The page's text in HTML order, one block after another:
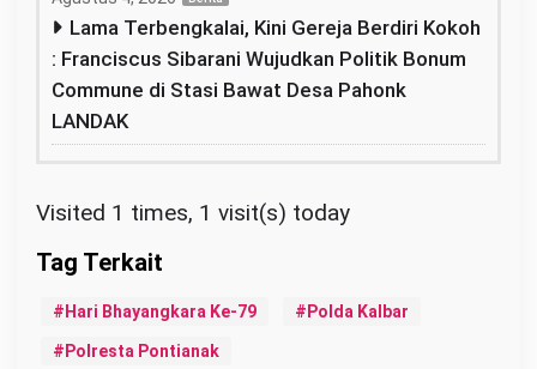
Lama Terbengkalai, Kini Gereja Berdiri Kokoh
: Franciscus Sibarani Wujudkan Politik Bonum
Commune di Stasi Bawat Desa Pahonk
LANDAK
Visited 1 times, 1 visit(s) today
Hari Bhayangkara Ke-79 Polda Kalbar
Polresta Pontianak